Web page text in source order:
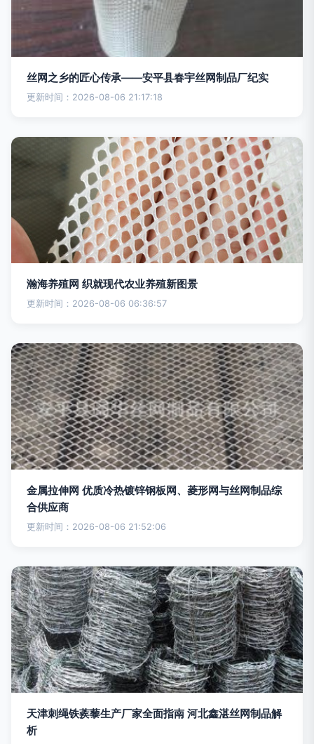
丝网之乡的匠心传承——安平县春宇丝网制品厂纪实
更新时间：2026-08-06 21:17:18
瀚海养殖网 织就现代农业养殖新图景
更新时间：2026-08-06 06:36:57
金属拉伸网 优质冷热镀锌钢板网、菱形网与丝网制品综
合供应商
更新时间：2026-08-06 21:52:06
天津刺绳铁蒺藜生产厂家全面指南 河北鑫湛丝网制品解
析